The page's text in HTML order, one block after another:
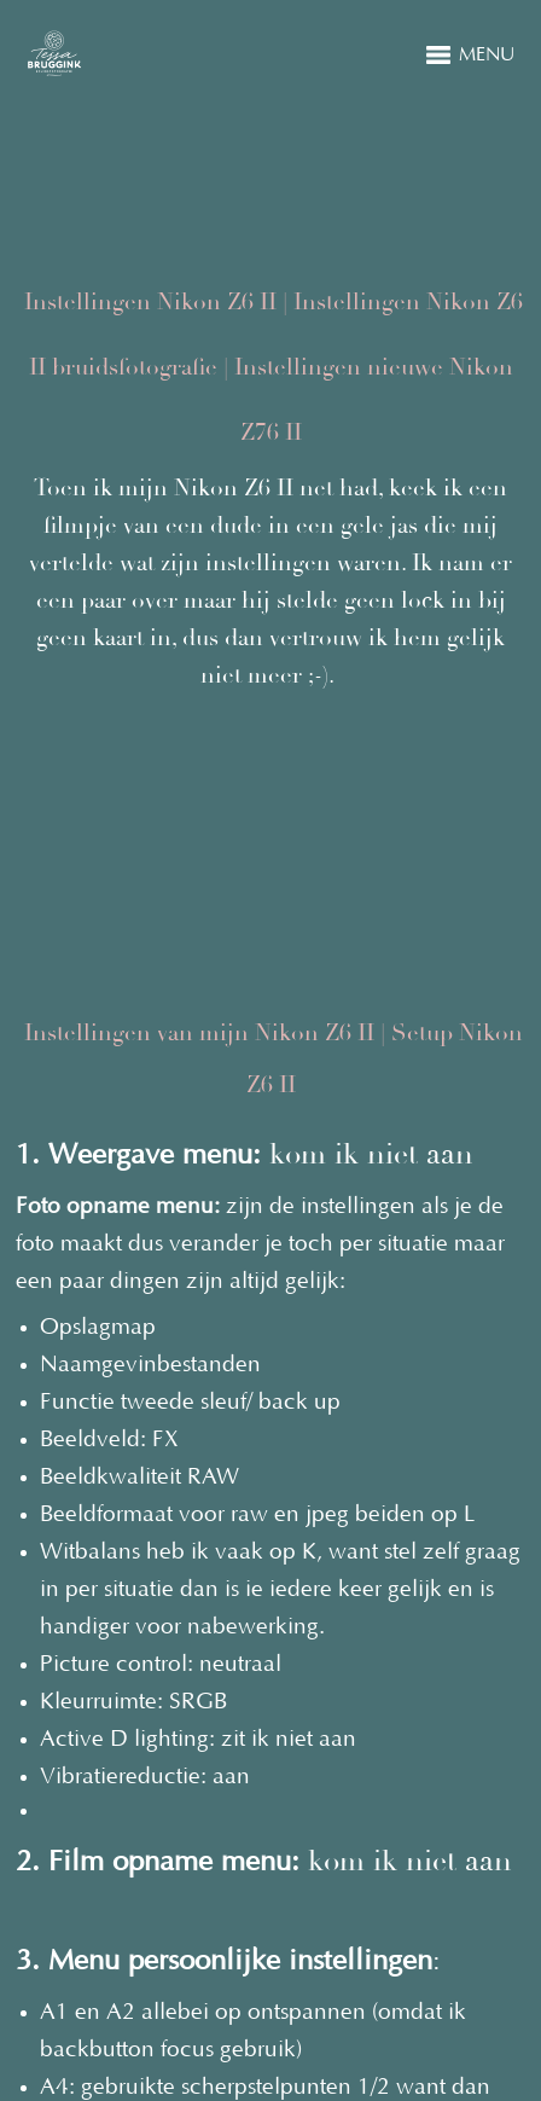
MENU
Instellingen Nikon Z6 II | Instellingen Nikon Z6
II bruidsfotografie | Instellingen nieuwe Nikon
Z76 II
Toen ik mijn Nikon Z6 II net had, keek ik een
filmpje van een dude in een gele jas die mij
vertelde wat zijn instellingen waren. Ik nam er
een paar over maar hij stelde geen lock in bij
geen kaart in, dus dan vertrouw ik hem gelijk
niet meer ;-).
Instellingen van mijn Nikon Z6 II | Setup Nikon
Z6 II
1. Weergave menu: kom ik niet aan
Foto opname menu: zijn de instellingen als je de
foto maakt dus verander je toch per situatie maar
een paar dingen zijn altijd gelijk:
Opslagmap
Naamgevinbestanden
Functie tweede sleuf/ back up
Beeldveld: FX
Beeldkwaliteit RAW
Beeldformaat voor raw en jpeg beiden op L
Witbalans heb ik vaak op K, want stel zelf graag
in per situatie dan is ie iedere keer gelijk en is
handiger voor nabewerking.
Picture control: neutraal
Kleurruimte: SRGB
Active D lighting: zit ik niet aan
Vibratiereductie: aan
2. Film opname menu: kom ik niet aan
3. Menu persoonlijke instellingen:
A1 en A2 allebei op ontspannen (omdat ik
backbutton focus gebruik)
A4: gebruikte scherpstelpunten 1/2 want dan